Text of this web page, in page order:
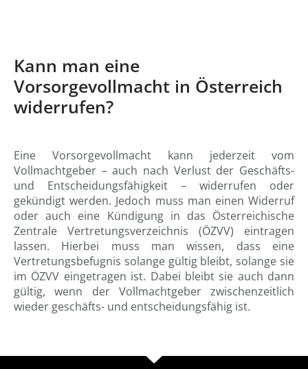
Kann man eine
Vorsorgevollmacht in Österreich
widerrufen?
Eine Vorsorgevollmacht kann jederzeit vom
Vollmachtgeber – auch nach Verlust der Geschäfts-
und Entscheidungsfähigkeit – widerrufen oder
gekündigt werden. Jedoch muss man einen Widerruf
oder auch eine Kündigung in das Österreichische
Zentrale Vertretungsverzeichnis (ÖZVV) eintragen
lassen. Hierbei muss man wissen, dass eine
Vertretungsbefugnis solange gültig bleibt, solange sie
im ÖZVV eingetragen ist. Dabei bleibt sie auch dann
gültig, wenn der Vollmachtgeber zwischenzeitlich
wieder geschäfts- und entscheidungsfähig ist.